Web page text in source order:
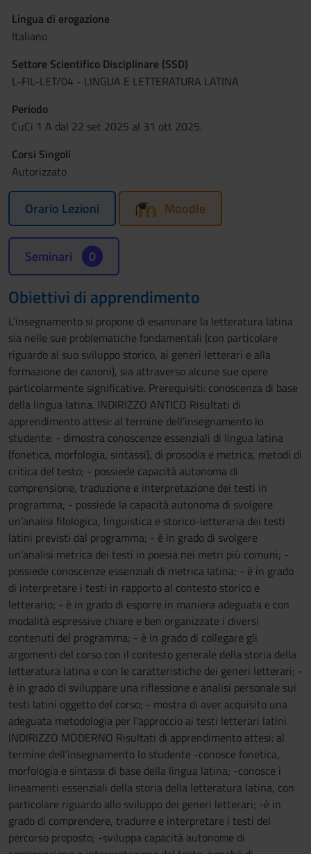
Lingua di erogazione
Italiano
Settore Scientifico Disciplinare (SSD)
L-FIL-LET/04 - LINGUA E LETTERATURA LATINA
Periodo
CuCi 1 A dal 22 set 2025 al 31 ott 2025.
Corsi Singoli
Autorizzato
Orario Lezioni Moodle
Seminari 0
Obiettivi di apprendimento
L’insegnamento si propone di esaminare la letteratura latina
sia nelle sue problematiche fondamentali (con particolare
riguardo al suo sviluppo storico, ai generi letterari e alla
formazione dei canoni), sia attraverso alcune sue opere
particolarmente significative. Prerequisiti: conoscenza di base
della lingua latina. INDIRIZZO ANTICO Risultati di
apprendimento attesi: al termine dell’insegnamento lo
studente: - dimostra conoscenze essenziali di lingua latina
(fonetica, morfologia, sintassi), di prosodia e metrica, metodi di
critica del testo; - possiede capacità autonoma di
comprensione, traduzione e interpretazione dei testi in
programma; - possiede la capacità autonoma di svolgere
un’analisi filologica, linguistica e storico-letteraria dei testi
latini previsti dal programma; - è in grado di svolgere
un’analisi metrica dei testi in poesia nei metri più comuni; -
possiede conoscenze essenziali di metrica latina; - è in grado
di interpretare i testi in rapporto al contesto storico e
letterario; - è in grado di esporre in maniera adeguata e con
modalità espressive chiare e ben organizzate i diversi
contenuti del programma; - è in grado di collegare gli
argomenti del corso con il contesto generale della storia della
letteratura latina e con le caratteristiche dei generi letterari; -
è in grado di sviluppare una riflessione e analisi personale sui
testi latini oggetto del corso; - mostra di aver acquisito una
adeguata metodologia per l’approccio ai testi letterari latini.
INDIRIZZO MODERNO Risultati di apprendimento attesi: al
termine dell’insegnamento lo studente -conosce fonetica,
morfologia e sintassi di base della lingua latina; -conosce i
lineamenti essenziali della storia della letteratura latina, con
particolare riguardo allo sviluppo dei generi letterari; -è in
grado di comprendere, tradurre e interpretare i testi del
percorso proposto; -sviluppa capacità autonome di